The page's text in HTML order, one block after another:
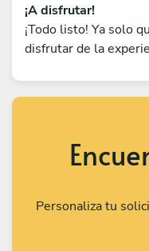
¡A disfrutar!
¡Todo listo! Ya solo
disfrutar de la
Personaliza tu